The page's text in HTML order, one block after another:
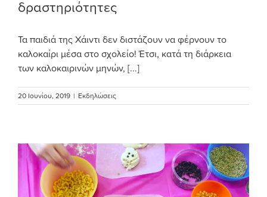
δραστηριότητες
Τα παιδιά της Χάιντι δεν διστάζουν να φέρνουν το
καλοκαίρι μέσα στο σχολείο! Έτσι, κατά τη διάρκεια
των καλοκαιρινών μηνών, [...]
20 Ιουνίου, 2019 | Εκδηλώσεις